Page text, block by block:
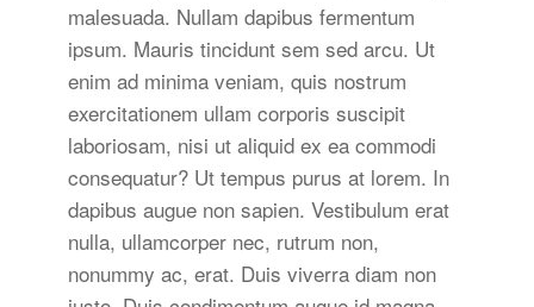
malesuada. Nullam dapibus fermentum
ipsum. Mauris tincidunt sem sed arcu. Ut
enim ad minima veniam, quis nostrum
exercitationem ullam corporis suscipit
laboriosam, nisi ut aliquid ex ea commodi
consequatur? Ut tempus purus at lorem. In
dapibus augue non sapien. Vestibulum erat
nulla, ullamcorper nec, rutrum non,
nonummy ac, erat. Duis viverra diam non